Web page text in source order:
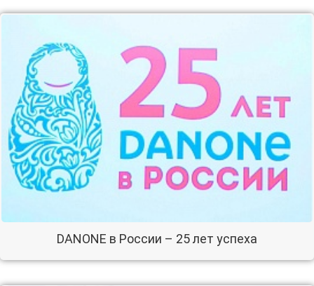
DANONE в России – 25 лет успеха